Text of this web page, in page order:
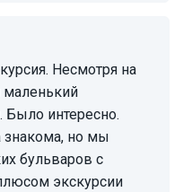
маленький
Было интересно.
знакома, но мы
бульваров с
экскурсии